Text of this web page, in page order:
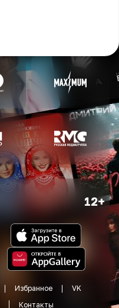
12+
Избранное
VK
Контакты